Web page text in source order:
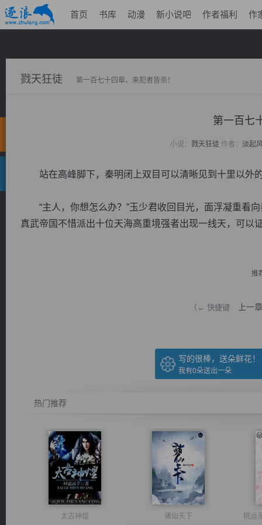
首页 书库 动漫 新小说吧 作者福利 作
戮天狂徒 第一百七十四章、来犯者皆杀！
第一百七
小说： 戮天狂徒作者： 淡起
站在高峰脚下，秦明闭上双目可以清晰见到十里以外
“主人，你想怎么办？”玉少君收回目光，面浮凝重看
真武帝国不惜派出十位天海高重境强者出现一线天，可以
推
（← 快捷键 上一章
写的很棒，送朵鲜花！
我有0朵送出一朵
热门推荐
太古神煌 诸仙天下 桃运